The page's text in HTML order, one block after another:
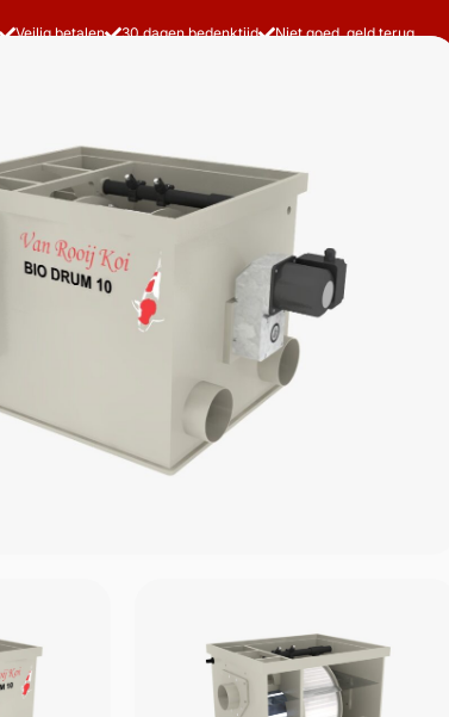
Veilig betalen 30 dagen bedenktijd Niet goed, geld terug